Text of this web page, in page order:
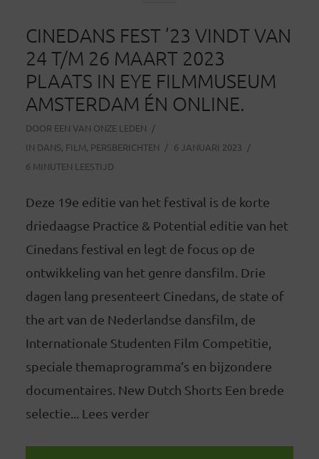
CINEDANS FEST ’23 VINDT VAN
24 T/M 26 MAART 2023
PLAATS IN EYE FILMMUSEUM
AMSTERDAM ÉN ONLINE.
DOOR EEN VAN ONZE LEDEN
IN DANS, FILM, PERSBERICHTEN
6 JANUARI 2023
6 MINUTEN LEESTIJD
Deze 19e editie van het festival is de korte
driedaagse Practice & Potential editie van het
Cinedans festival en legt de focus op de
ontwikkeling van het genre dansfilm. Drie
dagen lang presenteert Cinedans, de state of
the art van de Nederlandse dansfilm, de
Internationale Studenten Film Competitie,
speciale themaprogramma’s en bijzondere
documentaires. New Dutch Shorts Een brede
selectie... Lees verder